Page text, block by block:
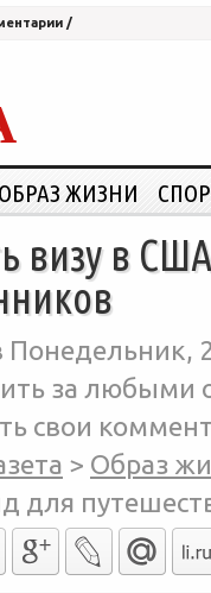
/
ОБРАЗ ЖИЗНИ
визу в
за любыми
свои
> Образ
для